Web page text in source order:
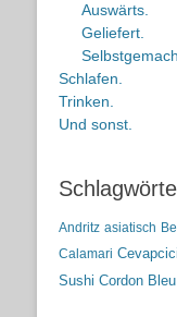
Auswärts.
Geliefert.
Schlafen.
Trinken.
Und sonst.
Andritz asiatisch
Calamari Cevapcici
Sushi Cordon Bleu